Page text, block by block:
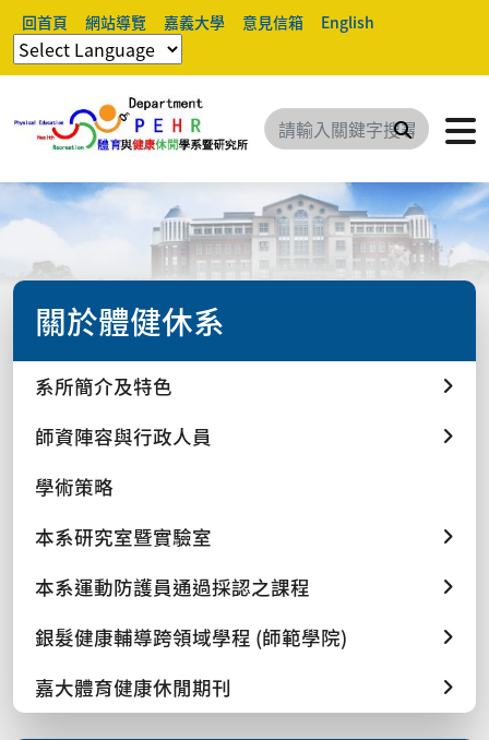
回首頁 網站導覽 嘉義大學 意見信箱 English
搜尋
關於體健休系
系所簡介及特色
師資陣容與行政人員
學術策略
本系研究室暨實驗室
本系運動防護員通過採認之課程
銀髮健康輔導跨領域學程 (師範學院)
嘉大體育健康休閒期刊